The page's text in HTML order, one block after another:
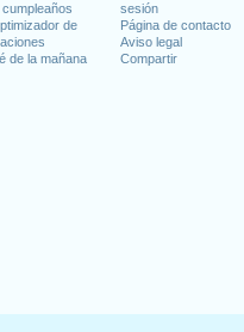
cumpleaños
de
de la mañana
sesión
Página de contacto
Aviso legal
Compartir